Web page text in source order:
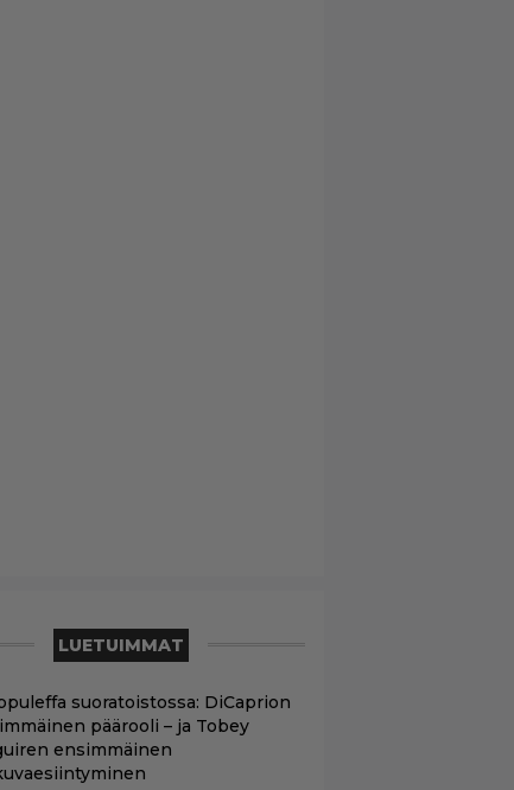
LUETUIMMAT
suoratoistossa: DiCaprion
päärooli – ja Tobey
ensimmäinen